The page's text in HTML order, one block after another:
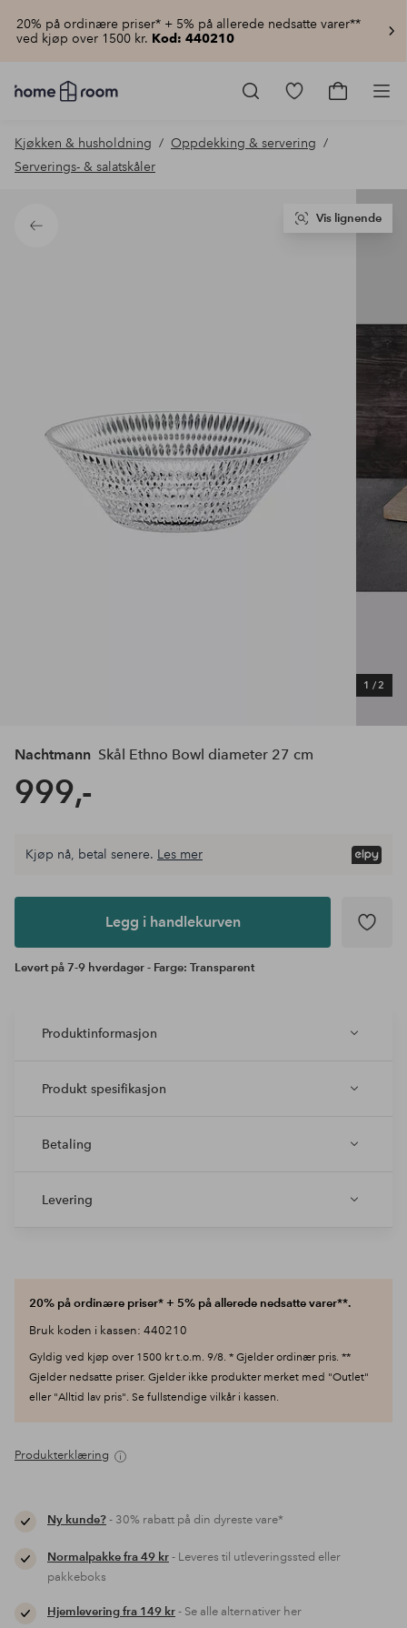
20% på ordinære priser* + 5% på allerede nedsatte varer**
ved kjøp over 1500 kr. Kod: 440210
Homeroom
–
hjemmet
til
Gå
produkter
Gå
Kjøkken & husholdning
Oppdekking & servering
Serverings- & salatskåler
Tilbake
1 /2
Vis lignende
Nachtmann Skål Ethno Bowl diameter 27 cm
999,-
Legg i
Kjøp nå, betal senere. Les mer
Legg i handlekurven
Levert på 7-9 hverdager - Farge: Transparent
Produktinformasjon
Produkt spesifikasjon
Betaling
Levering
20% på ordinære priser* + 5% på allerede nedsatte varer**.
Bruk koden i kassen: 440210
Gyldig ved kjøp over 1500 kr t.o.m. 9/8. * Gjelder ordinær pris. **
Gjelder nedsatte priser. Gjelder ikke produkter merket med "Outlet"
eller "Alltid lav pris". Se fullstendige vilkår i kassen.
Produkterklæring
Ny kunde?- 30% rabatt på din dyreste vare*
Normalpakke fra 49 kr- Leveres til utleveringssted eller
pakkeboks
Hjemlevering fra 149 kr- Se alle alternativer her